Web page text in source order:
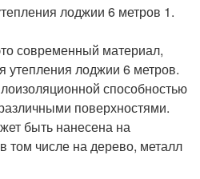
лоджии 6 метров 1.
современный материал,
утепления лоджии 6 метров.
способностью
поверхностями.
быть нанесена на
том числе на дерево, металл